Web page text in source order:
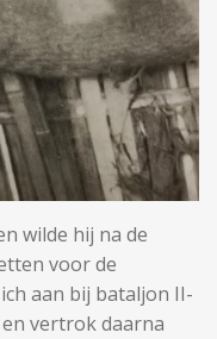
wilde hij na de
voor de
aan bij bataljon II-
en vertrok daarna